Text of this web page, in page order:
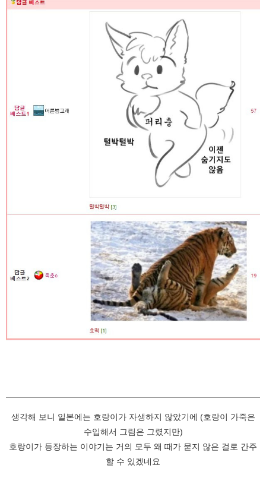
생각해 보니 일본에는 호랑이가 자생하지 않았기에 (호랑이 가죽은
수입해서 그림은 그렸지만)
호랑이가 등장하는 이야기는 거의 모두 왜 때가 묻지 않은 걸로 간주
할 수 있겠네요